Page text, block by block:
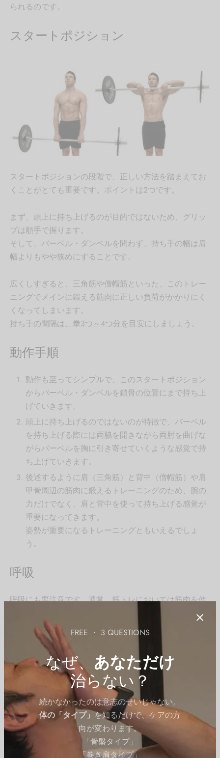
FREE ・ 3 QUESTIONS
なぜ、 あなただけ
治らない？
続かなかったのは意志のせいじゃない。
体の「タイプ」を知るだけで、ケアの方
向が変わります。
「骨盤タイプ」
「巻き肩タイプ」
られるのです。
スタートポジション
スタートポジションの段階で、正しい方法を踏まえてお
くことがとても重要です。ポイントは2つです。
まず、頭上に持ち上げるのが目的ではないため、グリッ
プは順手で握ります。
そして、バーベル・ダンベルを問わず、持ち手の幅は肩
幅よりもやや狭めにすることです。
広くしすぎると、三角筋や僧帽筋といった、このトレー
ニングでメインに鍛える筋肉に正しい負荷がかかりにく
くなってしまいます。
持ち手の間隔は、拳3つ～4つ分を目安にしましょう。
動作手順
動作も至ってシンプルで、このスタートポジション
からバーベル・ダンベルを鎖骨の位置にまで持ち上
げていきます。
頭上に持ち上げるのではないのが特徴で、バーベル
を持ち上げる際には両脇を開きながら両肘を曲げな
がらバーベルを胸に引き寄せていくような感覚で持
ち上げていきます。
後述するように肩（三角筋）と背中（僧帽筋）や肩
甲骨周辺の筋肉に鍛えるトレーニングのため、腕の
力だけでなく、肩と背中を使って持ち上げる感覚が
重要になってきます。
姿勢が重要になるトレーニングともいえるでしょ
う。
呼吸
呼吸にも要注意です。通常、筋トレにおいては筋肉を使
う時に息を吐き、戻す時に吸うのが呼吸法の原則となっ
ています。
しかし、このアップライトロウでは反対に、持ち上げる
時に息を吸い、戻す時に吐きます。
理由として、引くトレーニングにおいては、人間の体は
酸素不足に陥ると重量のある器具を持ち上げられませ
ん。
それほど呼吸に神経質になる必要はありませんが、最初
に意識しておくと、そのまま自然に行うことができるよ